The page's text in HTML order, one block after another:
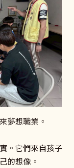
夢想職業。
。它們來自孩子
的想像。